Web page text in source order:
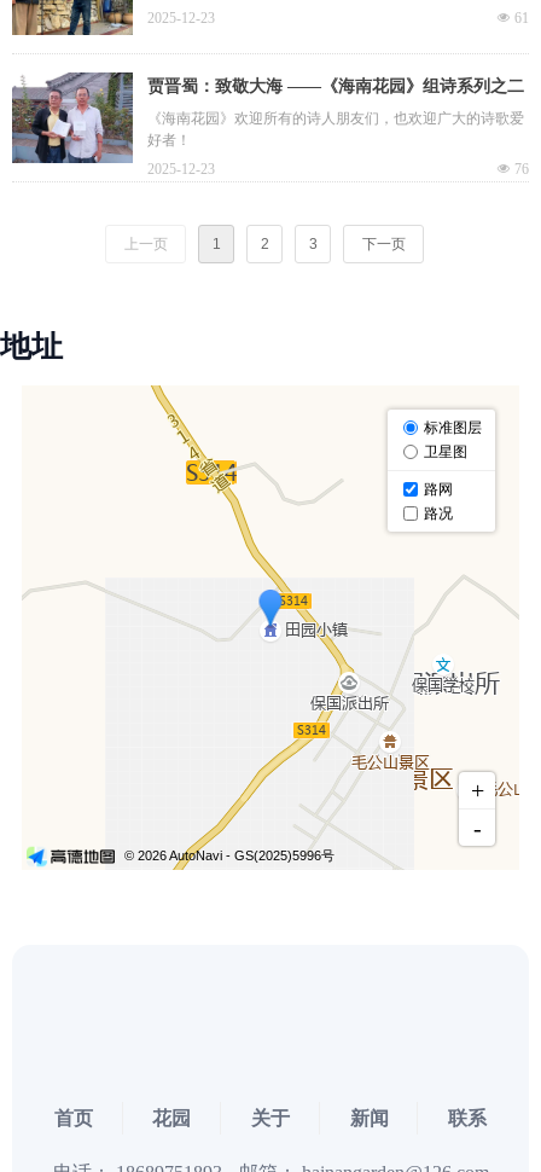
地址
넶 61
2025-12-23
贾晋蜀：致敬大海 ——《海南花园》组诗系列之二
《海南花园》欢迎所有的诗人朋友们，也欢迎广大的诗歌爱
好者！
넶 76
2025-12-23
上一页 1 2 3 下一页
首页 花园 关于 新闻 联系